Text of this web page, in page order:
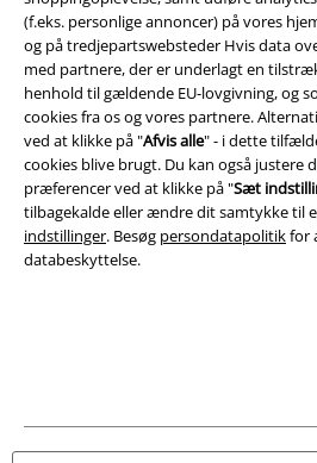
(f.eks. personlige annoncer) på vores
og på tredjepartswebsteder Hvis data
med partnere, der er underlagt en
henhold til gældende EU-lovgivning, og
cookies fra os og vores partnere.
ved at klikke på "Afvis alle" - i dette
cookies blive brugt. Du kan også justere
præferencer ved at klikke på "Sæt
tilbagekalde eller ændre dit samtykke til
indstillinger. Besøg persondatapolitikfor
databeskyttelse.
Om EMP Danmark
Persondatapolitik
Bortskaffelse af affald og miljøbeskyttelse
Overensstemmelseserklæring
Oplysninger om tilgængelighed